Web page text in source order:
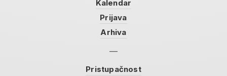
Kalendar
Prijava
Arhiva
Pristupačnost